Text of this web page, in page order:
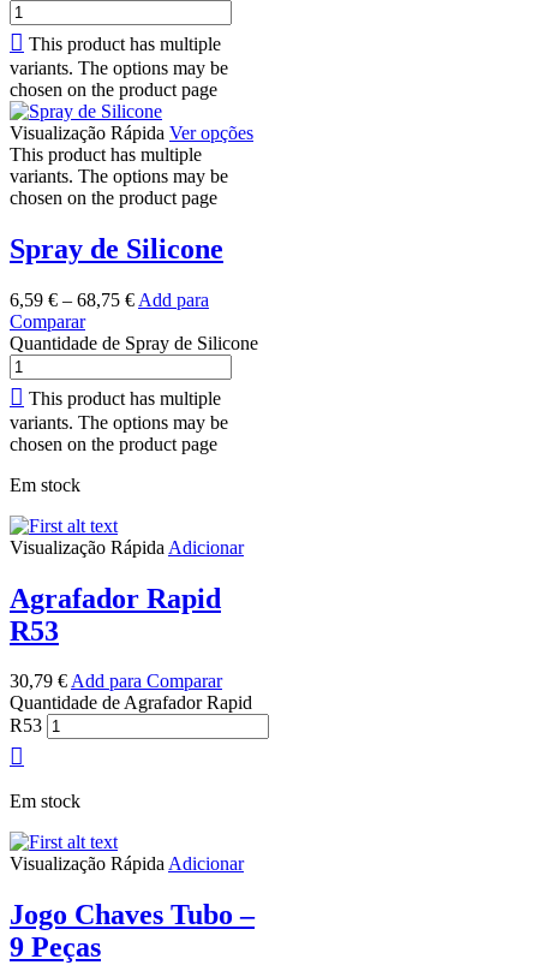
This product has multiple
variants. The options may be
chosen on the product page
Visualização Rápida Ver opções
This product has multiple
variants. The options may be
chosen on the product page
Spray de Silicone
6,59 € – 68,75 € Add para
Comparar
Quantidade de Spray de Silicone
This product has multiple
variants. The options may be
chosen on the product page
Em stock
Visualização Rápida Adicionar
Agrafador Rapid
R53
30,79 €Add para Comparar
Quantidade de Agrafador Rapid
R53
Em stock
Visualização RápidaAdicionar
Jogo Chaves Tubo –
9 Peças